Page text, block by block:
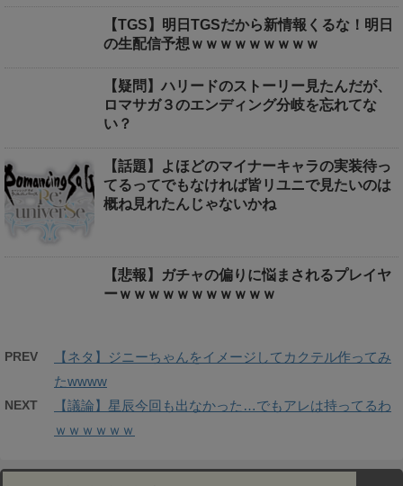
【TGS】明日TGSだから新情報くるな！明日
の生配信予想ｗｗｗｗｗｗｗｗｗ
【疑問】ハリードのストーリー見たんだが、
ロマサガ３のエンディング分岐を忘れてな
い？
【話題】よほどのマイナーキャラの実装待っ
てるってでもなければ皆リユニで見たいのは
概ね見れたんじゃないかね
【悲報】ガチャの偏りに悩まされるプレイヤ
ーｗｗｗｗｗｗｗｗｗｗｗ
PREV
【ネタ】ジニーちゃんをイメージしてカクテル作ってみ
たwwww
NEXT
【議論】星辰今回も出なかった…でもアレは持ってるわ
ｗｗｗｗｗｗ